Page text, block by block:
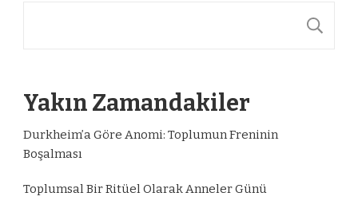
Yakın Zamandakiler
Durkheim’a Göre Anomi: Toplumun Freninin
Boşalması
Toplumsal Bir Ritüel Olarak Anneler Günü